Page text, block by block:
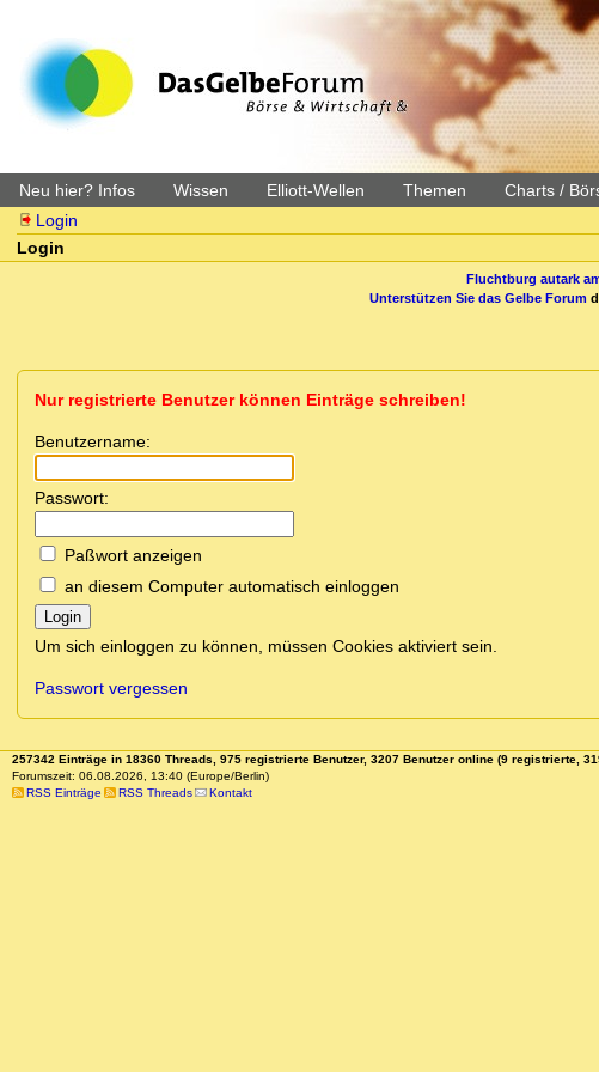
Neu hier? Infos Wissen Elliott-Wellen Themen Charts /
Login
Login
Fluchtburg autark
Unterstützen Sie das Gelbe Forum
Nur registrierte Benutzer können Einträge schreiben!
Benutzername:
Passwort:
Paßwort anzeigen
an diesem Computer automatisch einloggen
Login
Um sich einloggen zu können, müssen Cookies aktiviert sein.
Passwort vergessen
257342 Einträge in 18360 Threads, 975 registrierte Benutzer, 3207 Benutzer online (9 registrierte,
Forumszeit: 06.08.2026, 13:40 (Europe/Berlin)
RSS Einträge
RSS Threads Kontakt